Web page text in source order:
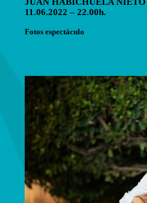
11.06.2022 – 22.00h.
Fotos espectáculo